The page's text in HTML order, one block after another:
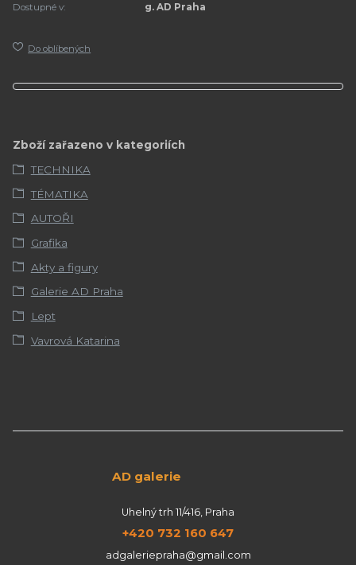
Dostupné v:
g. AD Praha
Do oblíbených
Zboží zařazeno v kategoriích
TECHNIKA
TÉMATIKA
AUTOŘI
Grafika
Akty a figury
Galerie AD Praha
Lept
Vavrová Katarina
AD galerie
Uhelný trh 11/416, Praha
+420 732 160 647
adgaleriepraha@gmail.com